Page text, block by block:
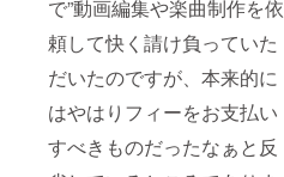
で”動画編集や楽曲制作を依
頼して快く請け負っていた
だいたのですが、本来的に
はやはりフィーをお支払い
すべきものだったなぁと反